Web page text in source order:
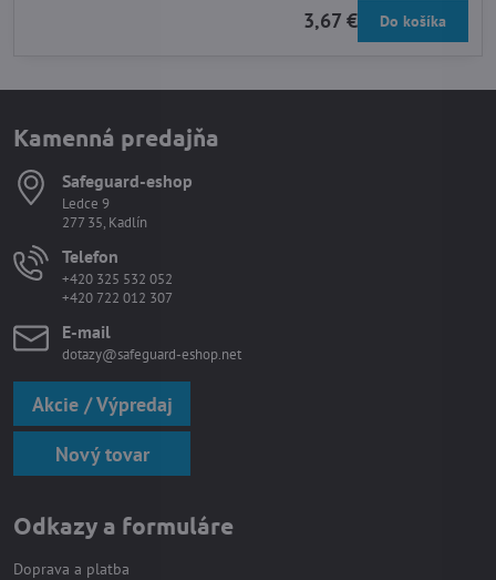
3,67 € Do košíka
Kamenná predajňa
Safeguard-eshop
Ledce 9
277 35, Kadlín
Telefon
+420 325 532 052
+420 722 012 307
E-mail
dotazy@safeguard-eshop.net
Akcie / Výpredaj
Nový tovar
Odkazy a formuláre
Doprava a platba